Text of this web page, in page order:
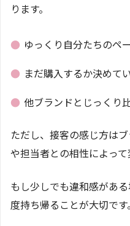
ります。
● ゆっくり自分たちのペ
● まだ購入するか決めて
● 他ブランドとじっくり
ただし、接客の感じ方は
や担当者との相性によって
もし少しでも違和感があ
度持ち帰ることが大切です。